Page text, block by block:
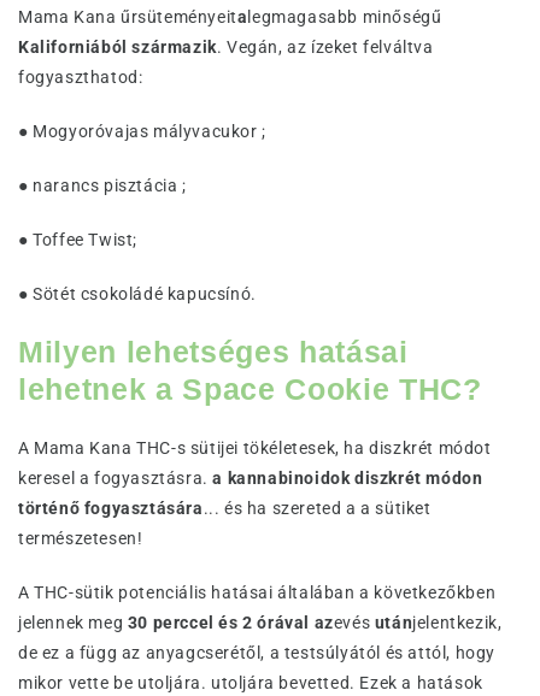
Mama Kana űrsüteményeitalegmagasabb minőségű
Kaliforniából származik. Vegán, az ízeket felváltva
fogyaszthatod:
● Mogyoróvajas mályvacukor ;
● narancs pisztácia ;
● Toffee Twist;
● Sötét csokoládé kapucsínó.
Milyen lehetséges hatásai
lehetnek a Space Cookie THC?
A Mama Kana THC-s sütijei tökéletesek, ha diszkrét módot
keresel a fogyasztásra.a kannabinoidok diszkrét módon
történő fogyasztására... és ha szereted a a sütiket
természetesen!
A THC-sütik potenciális hatásai általában a következőkben
jelennek meg 30 perccel és 2 órával azevés utánjelentkezik,
de ez a függ az anyagcserétől, a testsúlyától és attól, hogy
mikor vette be utoljára. utoljára bevetted. Ezek a hatások